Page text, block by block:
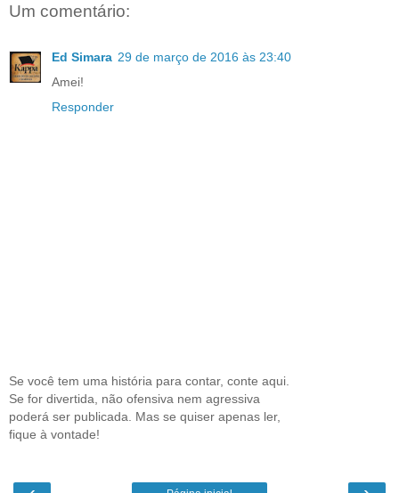
Um comentário:
Ed Simara 29 de março de 2016 às 23:40
Amei!
Responder
Se você tem uma história para contar, conte aqui.
Se for divertida, não ofensiva nem agressiva
poderá ser publicada. Mas se quiser apenas ler,
fique à vontade!